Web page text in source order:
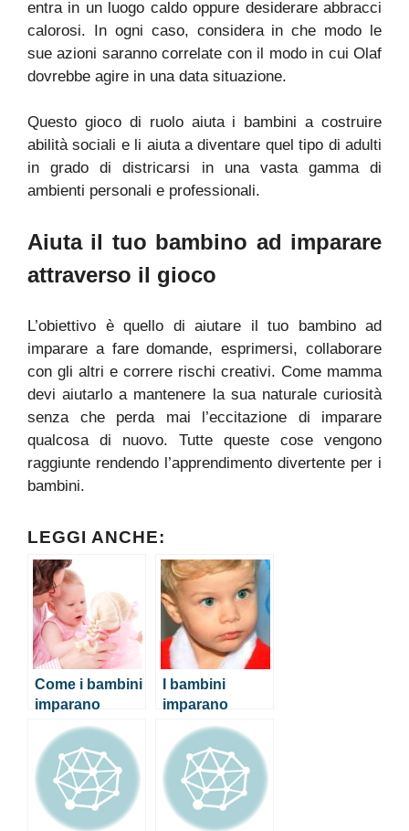
entra in un luogo caldo oppure desiderare abbracci
calorosi. In ogni caso, considera in che modo le
sue azioni saranno correlate con il modo in cui Olaf
dovrebbe agire in una data situazione.
Questo gioco di ruolo aiuta i bambini a costruire
abilità sociali e li aiuta a diventare quel tipo di adulti
in grado di districarsi in una vasta gamma di
ambienti personali e professionali.
Aiuta il tuo bambino ad imparare
attraverso il gioco
L’obiettivo è quello di aiutare il tuo bambino ad
imparare a fare domande, esprimersi, collaborare
con gli altri e correre rischi creativi. Come mamma
devi aiutarlo a mantenere la sua naturale curiosità
senza che perda mai l’eccitazione di imparare
qualcosa di nuovo. Tutte queste cose vengono
raggiunte rendendo l’apprendimento divertente per i
bambini.
LEGGI ANCHE:
Come i bambini
imparano
attraverso il
gioco
I bambini
imparano
nuove parole
con lo stesso
metodo
adottato dai
robot!